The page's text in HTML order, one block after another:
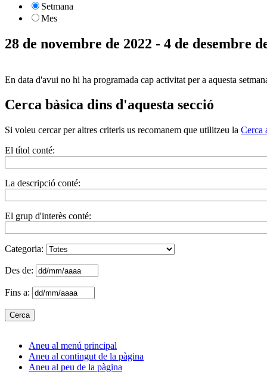
Setmana
Mes
28 de novembre de 2022 - 4 de desembre
En data d'avui no hi ha programada cap activitat per a aquesta
Cerca bàsica dins d'aquesta secció
Si voleu cercar per altres criteris us recomanem que utilitzeu la Cerca
El títol conté:
La descripció conté:
El grup d'interès conté:
Categoria:
Des de:
Fins a:
Aneu al menú principal
Aneu al contingut de la pàgina
Aneu al peu de la pàgina